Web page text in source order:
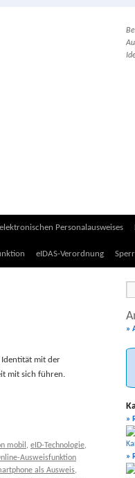
Personalausweises
eIDAS-Verordnung
Identität mit der
mit sich führen.
mobil , eID-Technologie,
Ausweisfunktion
als Ausweis,
»
»
»